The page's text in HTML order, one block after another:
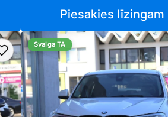
Piesakies līzingam
Pievienot favorītiem
Svaiga TA